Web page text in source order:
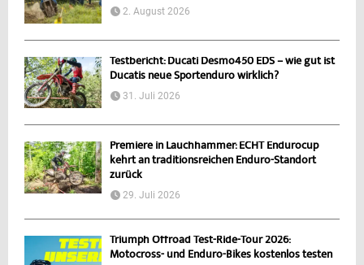
2. August 2026
Testbericht: Ducati Desmo450 EDS – wie gut ist
Ducatis neue Sportenduro wirklich?
31. Juli 2026
Premiere in Lauchhammer: ECHT Endurocup
kehrt an traditionsreichen Enduro-Standort
zurück
29. Juli 2026
Triumph Offroad Test-Ride-Tour 2026:
Motocross- und Enduro-Bikes kostenlos testen